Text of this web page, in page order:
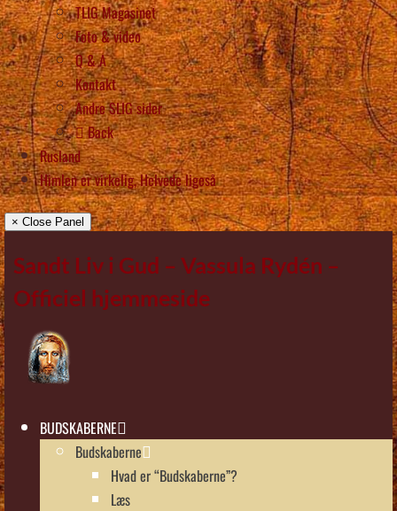
TLIG Magasinet
Foto & video
Q & A
Kontakt
Andre SLIG sider
Back
Rusland
Himlen er virkelig, Helvede ligeså
× Close Panel
Sandt Liv i Gud – Vassula Rydén –
Officiel hjemmeside
BUDSKABERNE
Budskaberne
Hvad er “Budskaberne”?
Læs